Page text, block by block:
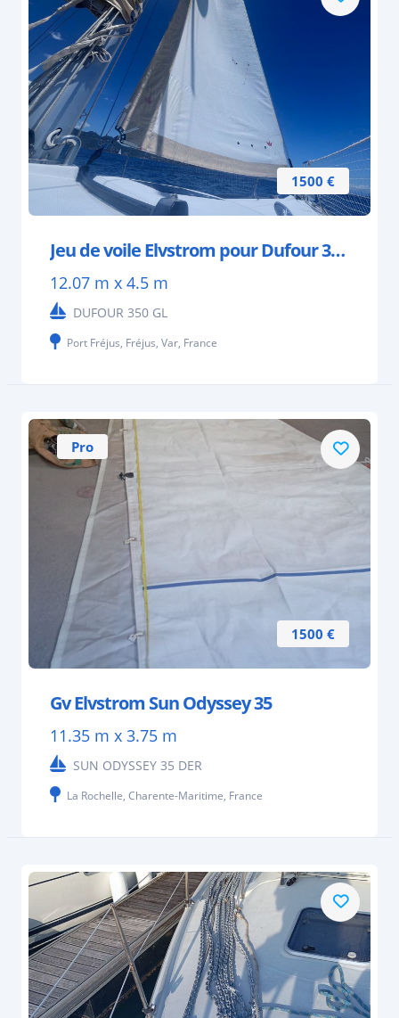
1500 €
Jeu de voile Elvstrom pour Dufour 350 GL
12.07 m x 4.5 m
DUFOUR 350 GL
Port Fréjus, Fréjus, Var, France
1500 €
Pro
Gv Elvstrom Sun Odyssey 35
11.35 m x 3.75 m
SUN ODYSSEY 35 DER
La Rochelle, Charente-Maritime, France